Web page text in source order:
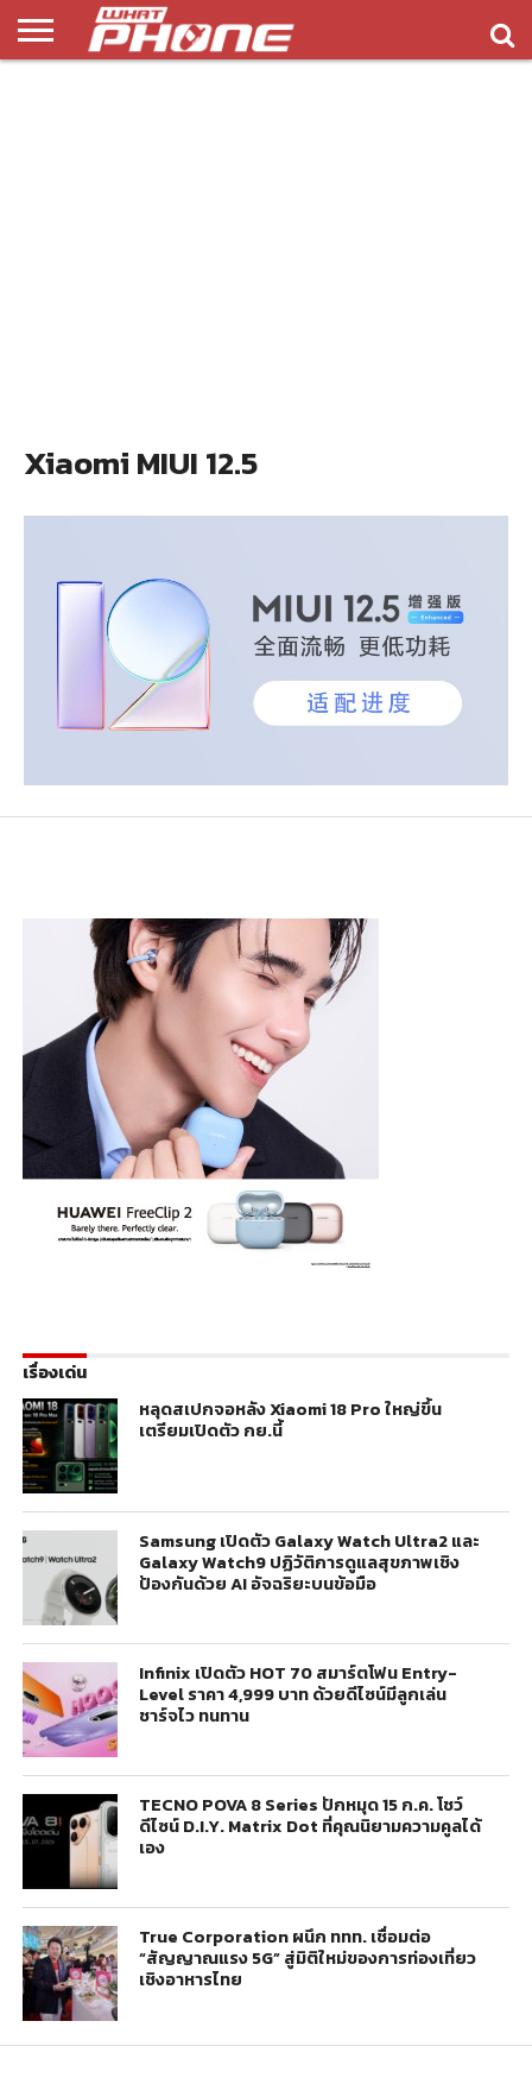
Xiaomi MIUI 12.5
เรื่องเด่น
หลุดสเปกจอหลัง Xiaomi 18 Pro ใหญ่ขึ้น
เตรียมเปิดตัว กย.นี้
Samsung เปิดตัว Galaxy Watch Ultra2 และ
Galaxy Watch9 ปฏิวัติการดูแลสุขภาพเชิง
ป้องกันด้วย AI อัจฉริยะบนข้อมือ
Infinix เปิดตัว HOT 70 สมาร์ตโฟน Entry-
Level ราคา 4,999 บาท ด้วยดีไซน์มีลูกเล่น
ชาร์จไว ทนทาน
TECNO POVA 8 Series ปักหมุด 15 ก.ค. โชว์
ดีไซน์ D.I.Y. Matrix Dot ที่คุณนิยามความคูลได้
เอง
True Corporation ผนึก ททท. เชื่อมต่อ
“สัญญาณแรง 5G” สู่มิติใหม่ของการท่องเที่ยว
เชิงอาหารไทย